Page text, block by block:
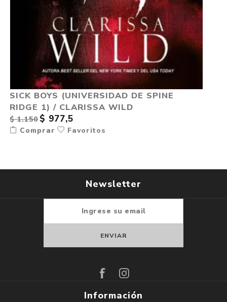
SICK BOYS (UNIVERSIDAD DE SPINE
RIDGE 1) / CLARISSA WILD
$ 1.150 $ 977,5
Comprar Favoritos
Newsletter
Información